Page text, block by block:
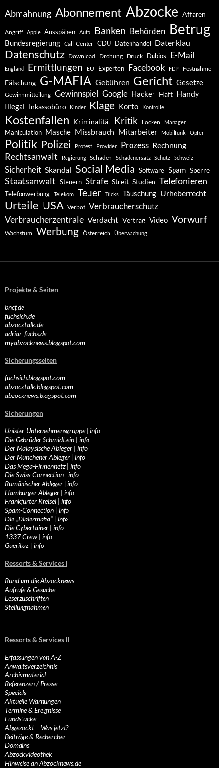
Abmahnung Abonnement Abzocke Affären
Angriff Apple Ausspähen Auto Banken Behörden Betrug
Bundesregierung Call-Center CDU Datenhandel Datenklau
Datenschutz Download Drohung Druck Dubios E-Mail
England Ermittlungen EU Experten Facebook FDP Festnahme
Fälschung G-MAFIA Gebühren Gericht Gesetze
Gewinnmitteilung Gewinnspiel Google Hacker Haft Handy
Illegal Inkassobüro Kinder Klage Konto Kontrolle
Kostenfallen Kriminalität Kritik Locken Manager
Manipulation Masche Missbrauch Mitarbeiter Mobilfunk Opfer
Politik Polizei Protest Provider Prozess Rechnung
Rechtsanwalt Regierung Schaden Schadenersatz Schutz Schweiz
Sicherheit Skandal Social Media Software Spam Sperre
Staatsanwalt Steuern Strafe Streit Studien Telefonieren
Telefonwerbung Telekom Teuer Tricks Täuschung Urheberrecht
Urteile USA Verbot Verbraucherschutz
Verbraucherzentrale Verdacht Vertrag Video Vorwurf
Wachstum Werbung Österreich Überwachung
Projekte & Seiten
bncf.de
fuchsich.de
abzocktalk.de
adrian-fuchs.de
myabzocknews.blogspot.com
Sicherungsseiten
fuchsich.blogspot.com
abzocktalk.blogspot.com
abzocknews.blogspot.com
Sicherungen
Unister-Unternehmensgruppe| info
Die Gebrüder Schmidtlein | info
Der Malaysische Ableger | info
Der Münchener Ableger | info
Das Mega-Firmennetz | info
Die Swiss-Connection | info
Rumänischer Ableger | info
Hamburger Ableger | info
Frankfurter Kreisel | info
Spam-Connection | info
Die „Dialermafia“ | info
Die Cybertainer | info
1337-Crew | info
Guerillaz | info
Ressorts & Services I
Rund um die Abzocknews
Aufrufe & Gesuche
Leserzuschriften
Stellungnahmen
Ressorts & Services II
Erfassungen von A-Z
Anwaltsverzeichnis
Archivmaterial
Referenzen / Presse
Specials
Aktuelle Warnungen
Termine & Ereignisse
Fundstücke
Abgezockt – Was jetzt?
Beiträge & Recherchen
Domains
Abzockvideothek
Hinweise an Abzocknews.de